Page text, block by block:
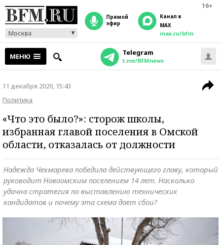
16+
Москва
прямой
эфир
Канал в
MAX
max.ru/bfm
МЕНЮ Telegram
t.me/BFMnews
11 декабря 2020, 15:43
Политика
«Что это было?»: сторож школы,
избранная главой поселения в Омской
области, отказалась от должности
Надежда Чекмарева победила действующего главу, который
руководит Новоомским поселением 14 лет. Насколько
удачна стратегия по выставлению технических
кандидатов и почему эта схема дает сбои?